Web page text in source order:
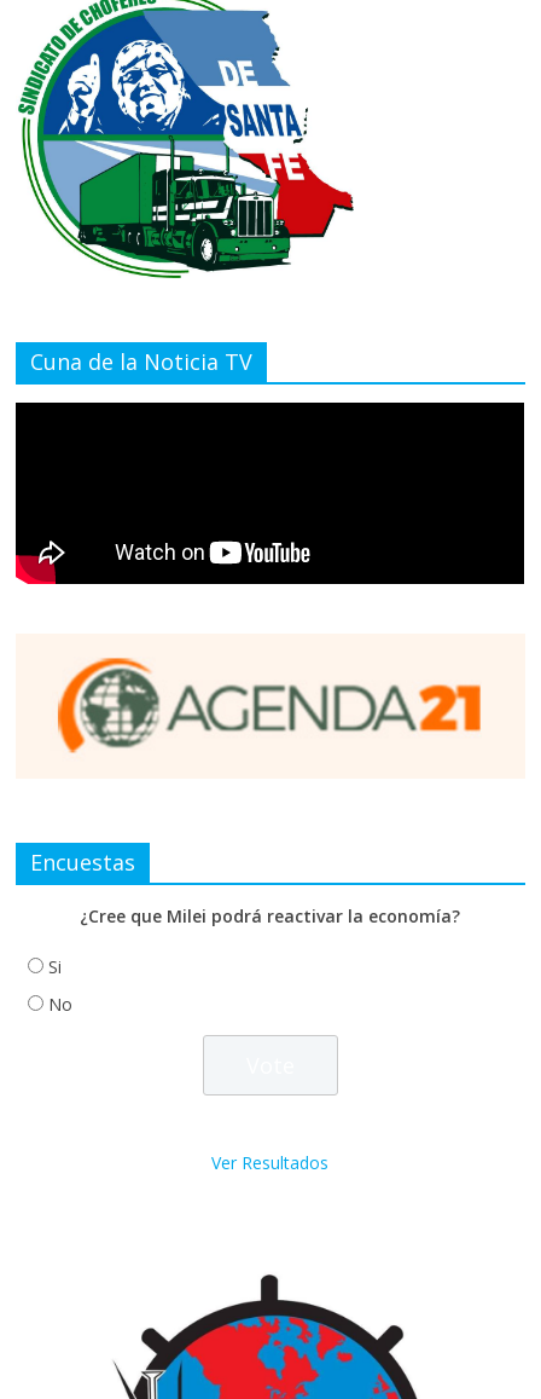
Cuna de la Noticia TV
Encuestas
¿Cree que Milei podrá reactivar la economía?
Si
No
Ver Resultados